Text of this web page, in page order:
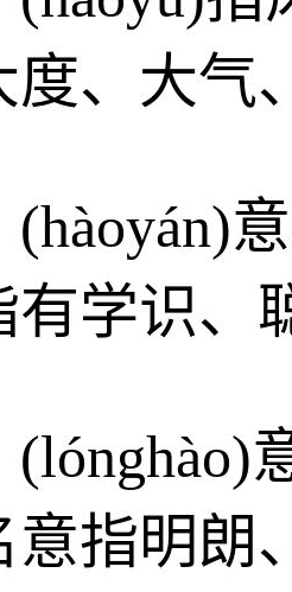
、大气
学识、
(lónghào)
意指明朗